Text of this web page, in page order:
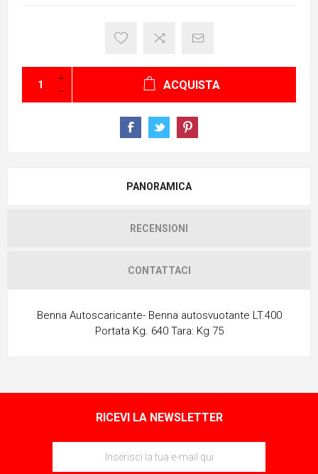
ACQUISTA
PANORAMICA
RECENSIONI
CONTATTACI
Benna Autoscaricante- Benna autosvuotante LT.400
Portata Kg. 640 Tara: Kg 75
RICEVI LA NEWSLETTER